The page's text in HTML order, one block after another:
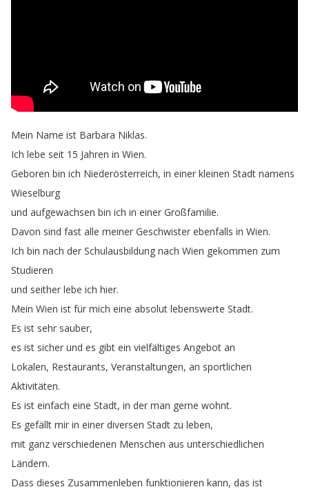
Mein Name ist Barbara Niklas.
Ich lebe seit 15 Jahren in Wien.
Geboren bin ich Niederösterreich, in einer kleinen Stadt namens
Wieselburg
und aufgewachsen bin ich in einer Großfamilie.
Davon sind fast alle meiner Geschwister ebenfalls in Wien.
Ich bin nach der Schulausbildung nach Wien gekommen zum
Studieren
und seither lebe ich hier.
Mein Wien ist für mich eine absolut lebenswerte Stadt.
Es ist sehr sauber,
es ist sicher und es gibt ein vielfältiges Angebot an
Lokalen, Restaurants, Veranstaltungen, an sportlichen
Aktivitäten.
Es ist einfach eine Stadt, in der man gerne wohnt.
Es gefällt mir in einer diversen Stadt zu leben,
mit ganz verschiedenen Menschen aus unterschiedlichen
Ländern.
Dass dieses Zusammenleben funktionieren kann, das ist